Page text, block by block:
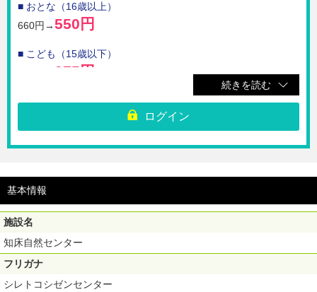
■ おとな（16歳以上）
660円→550円
■ こども（15歳以下）
275円
☆知床自然センターのMEGAスクリーン・KINETOKOで上映される「知床
の冒険」の前売り入場券です。
へお越しください。
【利用期間】ご購入日から180日間
続きを読む
ログイン
基本情報
施設名
知床自然センター
フリガナ
シレトコシゼンセンター